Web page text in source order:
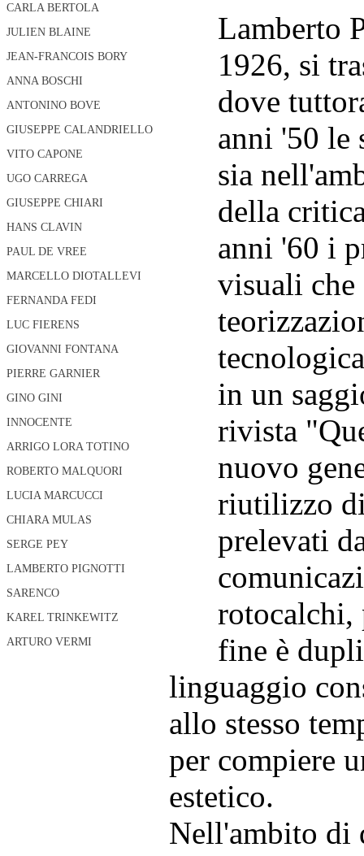
CARLA BERTOLA
JULIEN BLAINE
JEAN-FRANCOIS BORY
ANNA BOSCHI
ANTONINO BOVE
GIUSEPPE CALANDRIELLO
VITO CAPONE
UGO CARREGA
GIUSEPPE CHIARI
HANS CLAVIN
PAUL DE VREE
MARCELLO DIOTALLEVI
FERNANDA FEDI
LUC FIERENS
GIOVANNI FONTANA
PIERRE GARNIER
GINO GINI
INNOCENTE
ARRIGO LORA TOTINO
ROBERTO MALQUORI
LUCIA MARCUCCI
CHIARA MULAS
SERGE PEY
LAMBERTO PIGNOTTI
SARENCO
KAREL TRINKEWITZ
ARTURO VERMI
Lamberto
1926, si
dove
anni '50 le
sia
della
anni '60 i
visuali che
in un
rivista
nuovo
riutilizzo
prelevati
fine è
linguaggio
allo stesso
per compiere
estetico.
Nell'ambito di